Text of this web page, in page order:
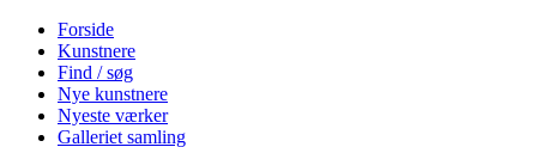
Forside
Kunstnere
Find / søg
Nye kunstnere
Nyeste værker
Galleriet samling